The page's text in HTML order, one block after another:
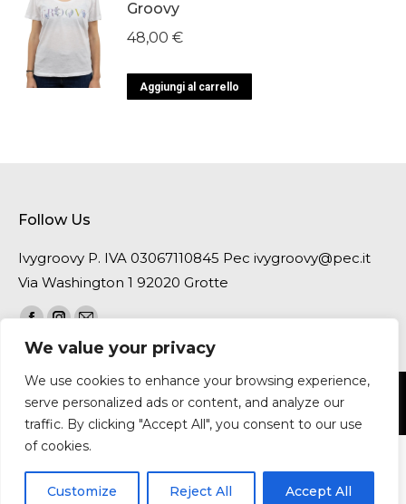
We value your privacy
We use cookies to enhance your browsing experience,
serve personalized ads or content, and analyze our
traffic. By clicking "Accept All", you consent to our use
of cookies.
Customize Reject All Accept All
Groovy
48,00 €
Aggiungi al carrello
Follow Us
Ivygroovy P. IVA 03067110845 Pec ivygroovy@pec.it
Via Washington 1 92020 Grotte
Find us on:
page
opens
in
new
window
page
opens
in
new
window
page
opens
in
new
window
footer
Allrights reserved to Ivygroovy 2026